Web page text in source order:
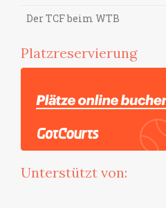
Der TCF beim WTB
Platzreservierung
Unterstützt von: